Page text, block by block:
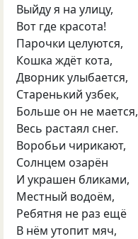
Выйду я на улицу,
Вот где красота!
Парочки целуются,
Кошка ждёт кота,
Дворник улыбается,
Старенький узбек,
Больше он не мается,
Весь растаял снег.
Воробьи чирикают,
Солнцем озарён
И украшен бликами,
Местный водоём,
Ребятня не раз ещё
В нём утопит мяч,